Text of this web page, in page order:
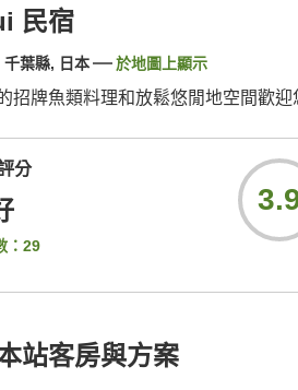
民宿
千葉縣, 日本 於地圖上顯示
招牌魚類料理和放鬆悠閒地空間歡迎
分
： 29
站客房與方案